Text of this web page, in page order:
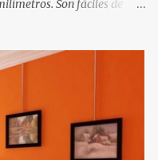
Son fáciles de
de los niños, entre